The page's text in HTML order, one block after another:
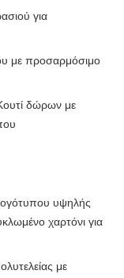
για
με προσαρμόσιμο
δώρων με
υψηλής
χαρτόνι για
με